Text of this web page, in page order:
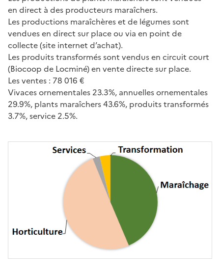
en direct à des producteurs maraîchers.
Les productions maraîchères et de légumes sont
vendues en direct sur place ou via en point de
collecte (site internet d’achat).
Les produits transformés sont vendus en circuit court
(Biocoop de Locminé) en vente directe sur place.
Les ventes : 78 016 €
Vivaces ornementales 23.3%, annuelles ornementales
29.9%, plants maraîchers 43.6%, produits transformés
3.7%, service 2.5%.